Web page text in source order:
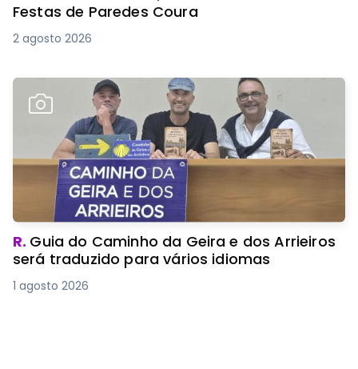
Festas de Paredes Coura
2 agosto 2026
R. Guia do Caminho da Geira e dos Arrieiros
será traduzido para vários idiomas
1 agosto 2026